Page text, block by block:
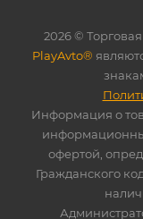
2026 ©
PlayAvto®
Информация о
офертой,
Гражданского